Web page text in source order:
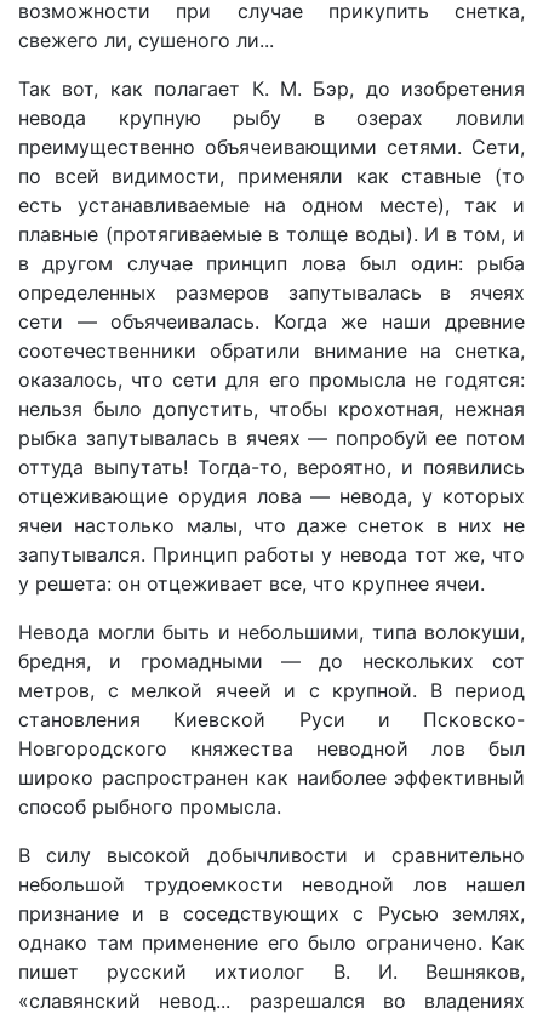
возможности при случае прикупить снетка,
свежего ли, сушеного ли...
Так вот, как полагает К. М. Бэр, до изобретения
невода крупную рыбу в озерах ловили
преимущественно объячеивающими сетями. Сети,
по всей видимости, применяли как ставные (то
есть устанавливаемые на одном месте), так и
плавные (протягиваемые в толще воды). И в том, и
в другом случае принцип лова был один: рыба
определенных размеров запутывалась в ячеях
сети — объячеивалась. Когда же наши древние
соотечественники обратили внимание на снетка,
оказалось, что сети для его промысла не годятся:
нельзя было допустить, чтобы крохотная, нежная
рыбка запутывалась в ячеях — попробуй ее потом
оттуда выпутать! Тогда-то, вероятно, и появились
отцеживающие орудия лова — невода, у которых
ячеи настолько малы, что даже снеток в них не
запутывался. Принцип работы у невода тот же, что
у решета: он отцеживает все, что крупнее ячеи.
Невода могли быть и небольшими, типа волокуши,
бредня, и громадными — до нескольких сот
метров, с мелкой ячеей и с крупной. В период
становления Киевской Руси и Псковско-
Новгородского княжества неводной лов был
широко распространен как наиболее эффективный
способ рыбного промысла.
В силу высокой добычливости и сравнительно
небольшой трудоемкости неводной лов нашел
признание и в соседствующих с Русью землях,
однако там применение его было ограничено. Как
пишет русский ихтиолог В. И. Вешняков,
«славянский невод... разрешался во владениях